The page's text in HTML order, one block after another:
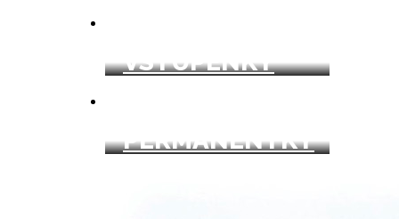
VSTUPENKY
PERMANENTKY